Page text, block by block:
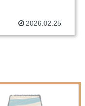
2026.02.25